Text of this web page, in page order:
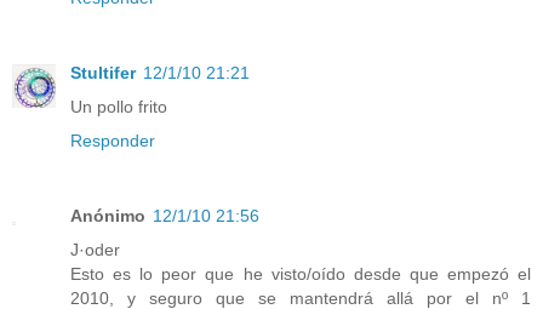
Stultifer 12/1/10 21:21
Un pollo frito
Responder
Anónimo 12/1/10 21:56
J·oder
Esto es lo peor que he visto/oído desde que empezó el
2010, y seguro que se mantendrá allá por el nº 1